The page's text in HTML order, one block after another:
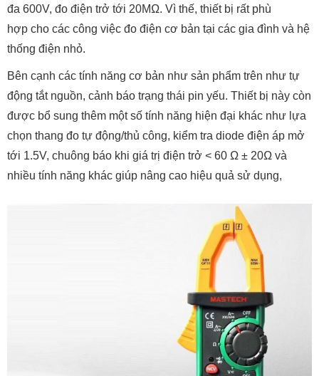
đa 600V, đo điện trở tới 20MΩ. Vì thế, thiết bị rất phù
hợp cho các công việc đo điện cơ bản tại các gia đình và hệ
thống điện nhỏ.
Bên cạnh các tính năng cơ bản như sản phẩm trên như tự
động tắt nguồn, cảnh báo trạng thái pin yếu. Thiết bị này còn
được bổ sung thêm một số tính năng hiện đại khác như lựa
chọn thang đo tự động/thủ công, kiểm tra diode điện áp mở
tới 1.5V, chuông báo khi giá trị điện trở < 60 Ω ± 20Ω và
nhiều tính năng khác giúp nâng cao hiệu quả sử dụng,